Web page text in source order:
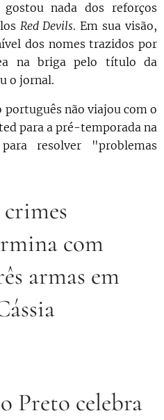
nada dos reforços
Red Devils. Em sua visão,
dos nomes trazidos por
na briga pelo título da
o jornal.
português não viajou com o
para a pré-temporada na
resolver "problemas
com
armas em
Preto celebra